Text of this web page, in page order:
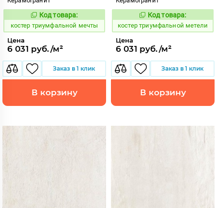
809926
Код товара:
костер триумфальной мечты
Цена
6 031 руб./м²
Заказ в 1 клик
В корзину
809925
Код товара:
костер триумфальной метели
Цена
6 031 руб./м²
Заказ в 1 клик
В корзину